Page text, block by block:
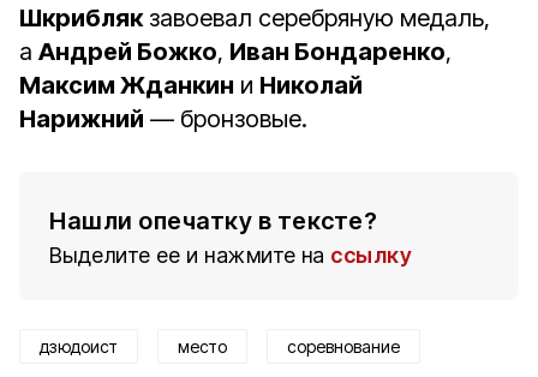
Шкриблякзавоевал серебряную медаль,
а Андрей Божко, Иван Бондаренко,
Максим Жданкин и Николай
Нарижний — бронзовые.
Нашли опечатку в тексте?
Выделите ее и нажмите на ссылку
дзюдоист место соревнование